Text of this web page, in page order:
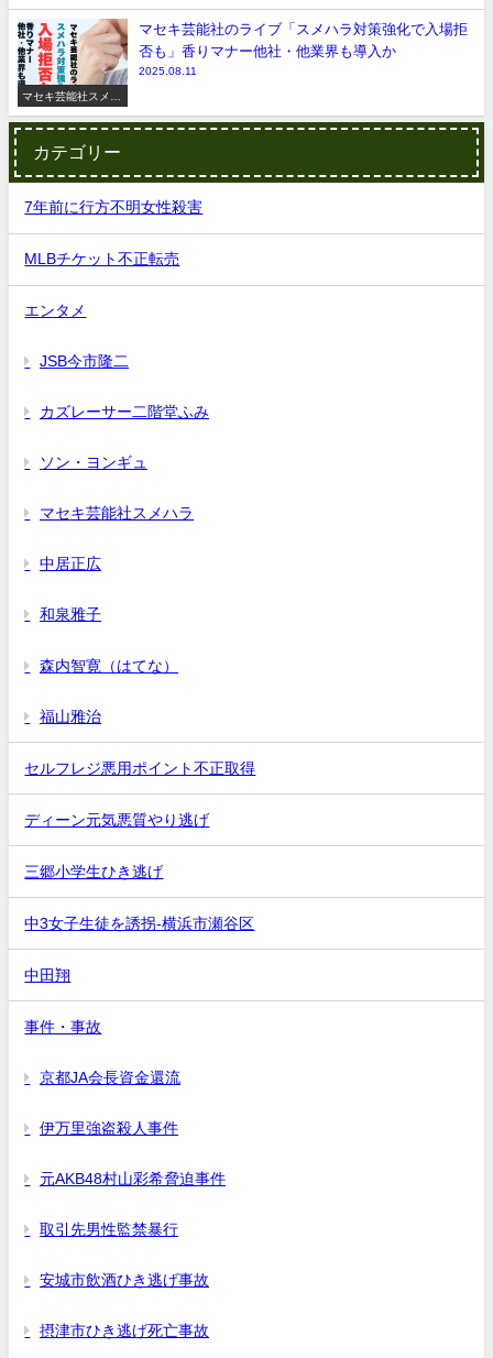
マセキ芸能社スメハ
マセキ芸能社のライブ「スメハラ対策強化で入場拒
否も」香りマナー他社・他業界も導入か
2025.08.11
カテゴリー
7年前に行方不明女性殺害
MLBチケット不正転売
エンタメ
JSB今市隆二
カズレーサー二階堂ふみ
ソン・ヨンギュ
マセキ芸能社スメハラ
中居正広
和泉雅子
森内智寛（はてな）
福山雅治
セルフレジ悪用ポイント不正取得
ディーン元気悪質やり逃げ
三郷小学生ひき逃げ
中3女子生徒を誘拐-横浜市瀬谷区
中田翔
事件・事故
京都JA会長資金還流
伊万里強盗殺人事件
元AKB48村山彩希脅迫事件
取引先男性監禁暴行
安城市飲酒ひき逃げ事故
摂津市ひき逃げ死亡事故